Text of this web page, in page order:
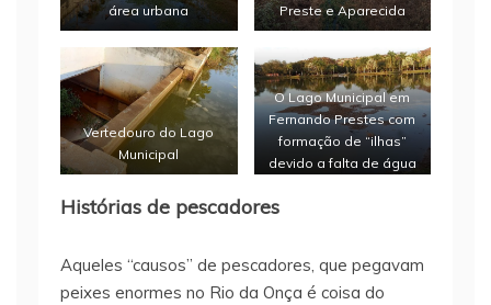
área urbana
Preste e Aparecida
Vertedouro do Lago
Municipal
O Lago Municipal em
Fernando Prestes com
formação de “ilhas”
devido a falta de água
Histórias de pescadores
Aqueles “causos” de pescadores, que pegavam
peixes enormes no Rio da Onça é coisa do